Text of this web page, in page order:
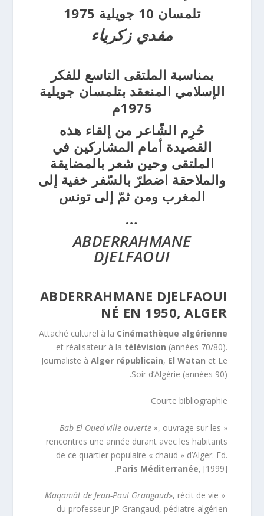
تلمسان 10 جويلية 1975
مفدي زكرياء
بمناسبة الملتقى التاسع للفكر
الإسلامي المنعقد بتلمسان جويلية
1975م
حُرِم الشّاعر من إلقاء هذه
القصيدة أمام المشاركين في
الملتقى وحين شعر بالمضايقة
والملاحقة اضطرّ بالسّفر خفية إلى
المغرب ومن ثمّ إلى تونس
…
ABDERRAHMANE
DJELFAOUI
ABDERRAHMANE DJELFAOUI
NÉ EN 1950, ALGER
Attaché culturel à laCinémathèque algérienne
et réalisateur à latélévision (années 70/80).
Journaliste àAlger républicain ,El Watanet Le
Soir d’Algérie (années 90).
Courte bibliographie
«
Bab El Oued ville ouverte » , ouvrage sur les
rencontres une année durant avec les habitants
de ce quartier populaire « chaud » d’Alger. Ed.
Paris Méditerranée , [1999].
«
Maqamât de Jean-Paul Grangaud», récit de vie
du professeur JP Grangaud, pédiatre algérien